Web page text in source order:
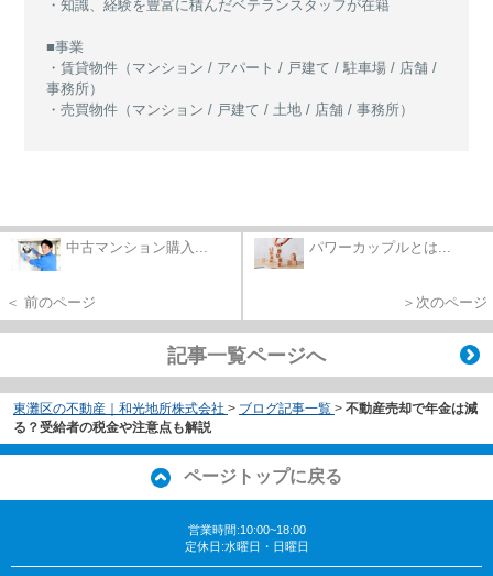
・知識、経験を豊富に積んだベテランスタッフが在籍
■事業
・賃貸物件（マンション / アパート / 戸建て / 駐車場 / 店舗 /
事務所）
・売買物件（マンション / 戸建て / 土地 / 店舗 / 事務所）
中古マンション購入...
＜ 前のページ
パワーカップルとは...
＞次のページ
記事一覧ページへ
東灘区の不動産｜和光地所株式会社 > ブログ記事一覧 > 不動産売却で年金は減
る？受給者の税金や注意点も解説
ページトップに戻る
営業時間:10:00~18:00
定休日:水曜日・日曜日